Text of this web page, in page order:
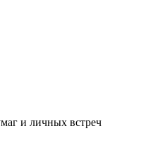
и личных встреч